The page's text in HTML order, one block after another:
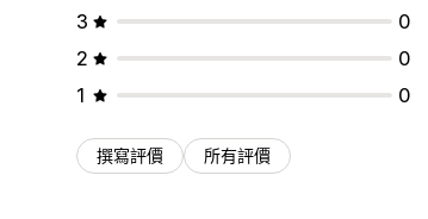
3
0
2
0
1
0
撰寫評價 所有評價